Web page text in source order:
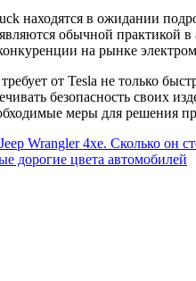
находятся в ожидании
обычной практикой
на рынке
от Tesla не только
безопасность своих
меры для решения
Wrangler 4xe. Сколько он
дорогие цвета автомобилей